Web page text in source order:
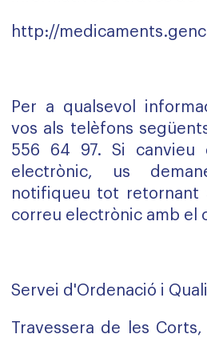
http://
Per a qualsevol
vos als telèfons
556 64 97. Si canvieu
electrònic, us
notifiqueu tot retornant
correu electrònic amb el
Servei d'Ordenació i
Travessera de les Corts,